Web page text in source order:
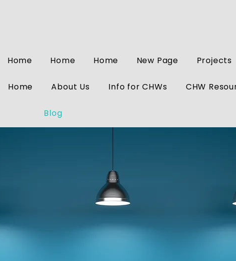
Home Home Home New Page Projects
Home About Us Info for CHWs CHW
Blog